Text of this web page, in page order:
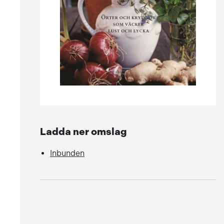
Ladda ner omslag
Inbunden